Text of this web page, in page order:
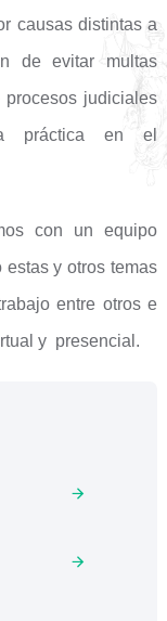
causas distintas a
de evitar multas
judiciales
práctica en el
con un equipo
y otros temas
entre otros e
y presencial.